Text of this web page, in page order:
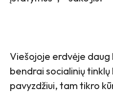
Viešojoje erdvėje
bendrai socialinių tinklų
pavyzdžiui, tam tikro